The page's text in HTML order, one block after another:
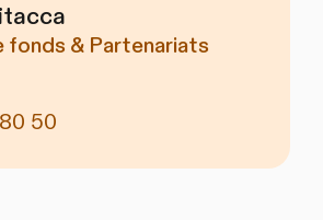
fonds & Partenariats
50